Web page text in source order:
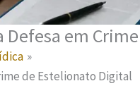
em
de Estelionato Digital